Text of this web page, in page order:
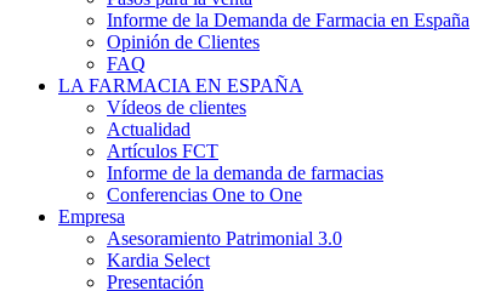
Informe de la Demanda de Farmacia en España
Opinión de Clientes
FAQ
LA FARMACIA EN ESPAÑA
Vídeos de clientes
Actualidad
Artículos FCT
Informe de la demanda de farmacias
Conferencias One to One
Empresa
Asesoramiento Patrimonial 3.0
Kardia Select
Presentación